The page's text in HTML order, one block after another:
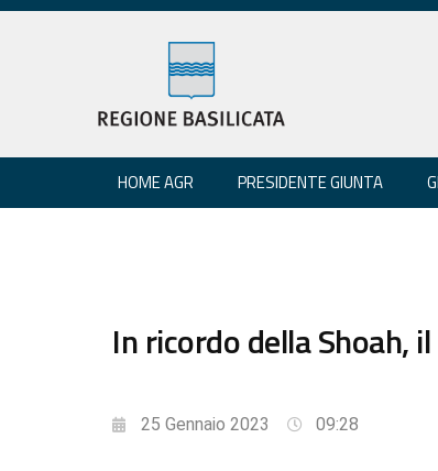
HOME AGR PRESIDENTE GIUNTA
In ricordo della Shoah,
25 Gennaio 2023 09:28